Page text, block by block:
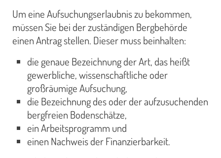
Um eine Aufsuchungserlaubnis zu bekommen,
müssen Sie bei der zuständigen Bergbehörde
einen Antrag stellen. Dieser muss beinhalten:
die genaue Bezeichnung der Art, das heißt
gewerbliche, wissenschaftliche oder
großräumige Aufsuchung,
die Bezeichnung des oder der aufzusuchenden
bergfreien Bodenschätze,
ein Arbeitsprogramm und
einen Nachweis der Finanzierbarkeit.